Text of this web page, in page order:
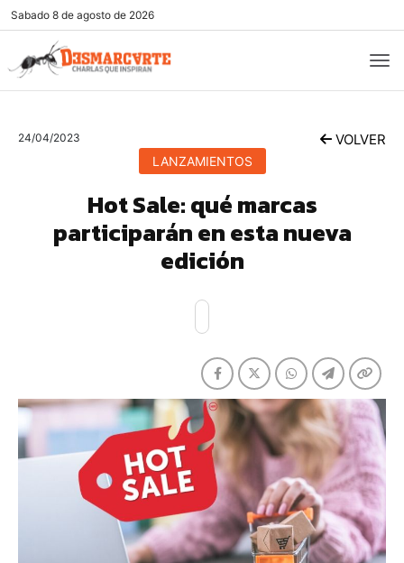
Sabado 8 de agosto de 2026
24/04/2023 VOLVER
LANZAMIENTOS
Hot Sale: qué marcas
participarán en esta nueva
edición